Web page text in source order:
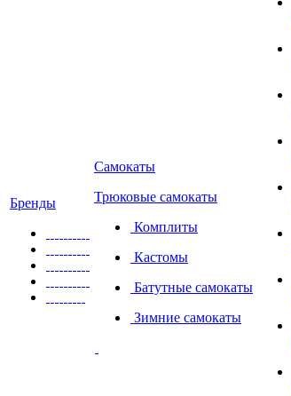
Бренды
Самокаты
Трюковые самокаты
Комплиты
Кастомы
Батутные самокаты
Зимние самокаты